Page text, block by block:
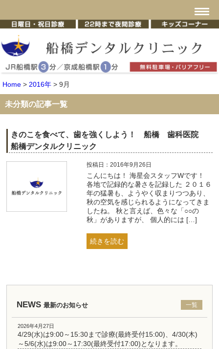
Home > 2016年 > 9月
未分類の記事一覧
きのこを食べて、歯を強くしよう！ 船橋 歯科医院
船橋デンタルクリニック
投稿日：2016年9月26日
こんにちは！ 海星会スタッフWです！
各地で記録的な暑さを記録した ２０１６
年の猛暑も、ようやく収まりつつあり、
秋の空気を感じられるようになってきま
したね。 秋と言えば、色々な「○○の
秋」がありますが、 個人的には […]
続きを読む
NEWS 最新のお知らせ 一覧
2026年4月27日
4/29(水)は9:00～15:30まで診療(最終受付15:00)、4/30(木)
～5/6(水)は9:00～17:30(最終受付17:00)となります。